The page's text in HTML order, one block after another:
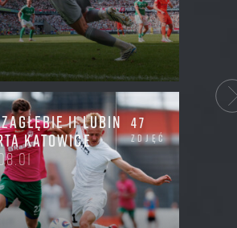
47
zdjęć
II LUBIN
KATOWICE